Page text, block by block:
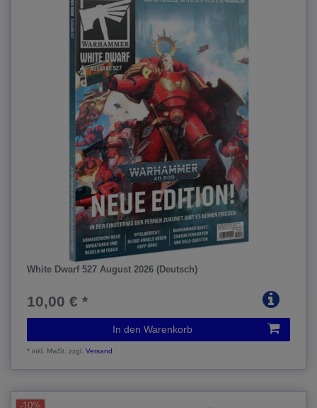
White Dwarf 527 August 2026 (Deutsch)
10,00 € *
In den Warenkorb
*inkl. MwSt. zzgl.Versand